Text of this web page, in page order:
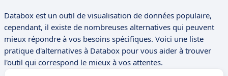
Databox est un outil de visualisation de données populaire,
cependant, il existe de nombreuses alternatives qui peuvent
mieux répondre à vos besoins spécifiques. Voici une liste
pratique d'alternatives à Databox pour vous aider à trouver
l'outil qui correspond le mieux à vos attentes.